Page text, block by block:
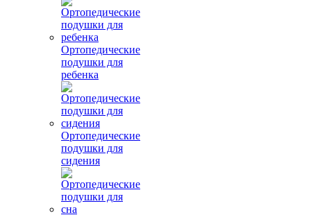
Ортопедические
подушки для
ребенка
Ортопедические
подушки для
сидения